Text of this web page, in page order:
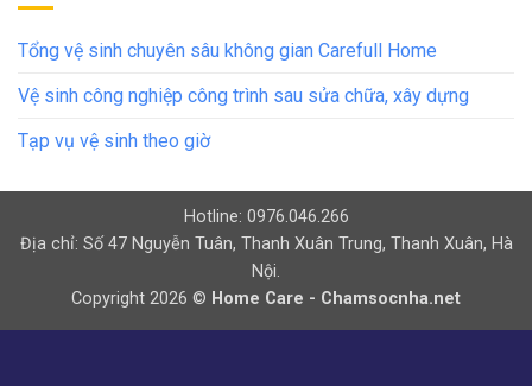
Tổng vệ sinh chuyên sâu không gian Carefull Home
Vệ sinh công nghiệp công trình sau sửa chữa, xây dựng
Tạp vụ vệ sinh theo giờ
Hotline: 0976.046.266
Địa chỉ: Số 47 Nguyễn Tuân, Thanh Xuân Trung, Thanh Xuân, Hà
Nội.
Copyright 2026 © Home Care - Chamsocnha.net